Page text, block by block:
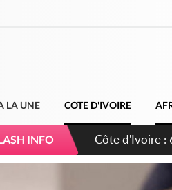
LA UNE COTE D'IVOIRE
INFO
Côte d'Ivoire :